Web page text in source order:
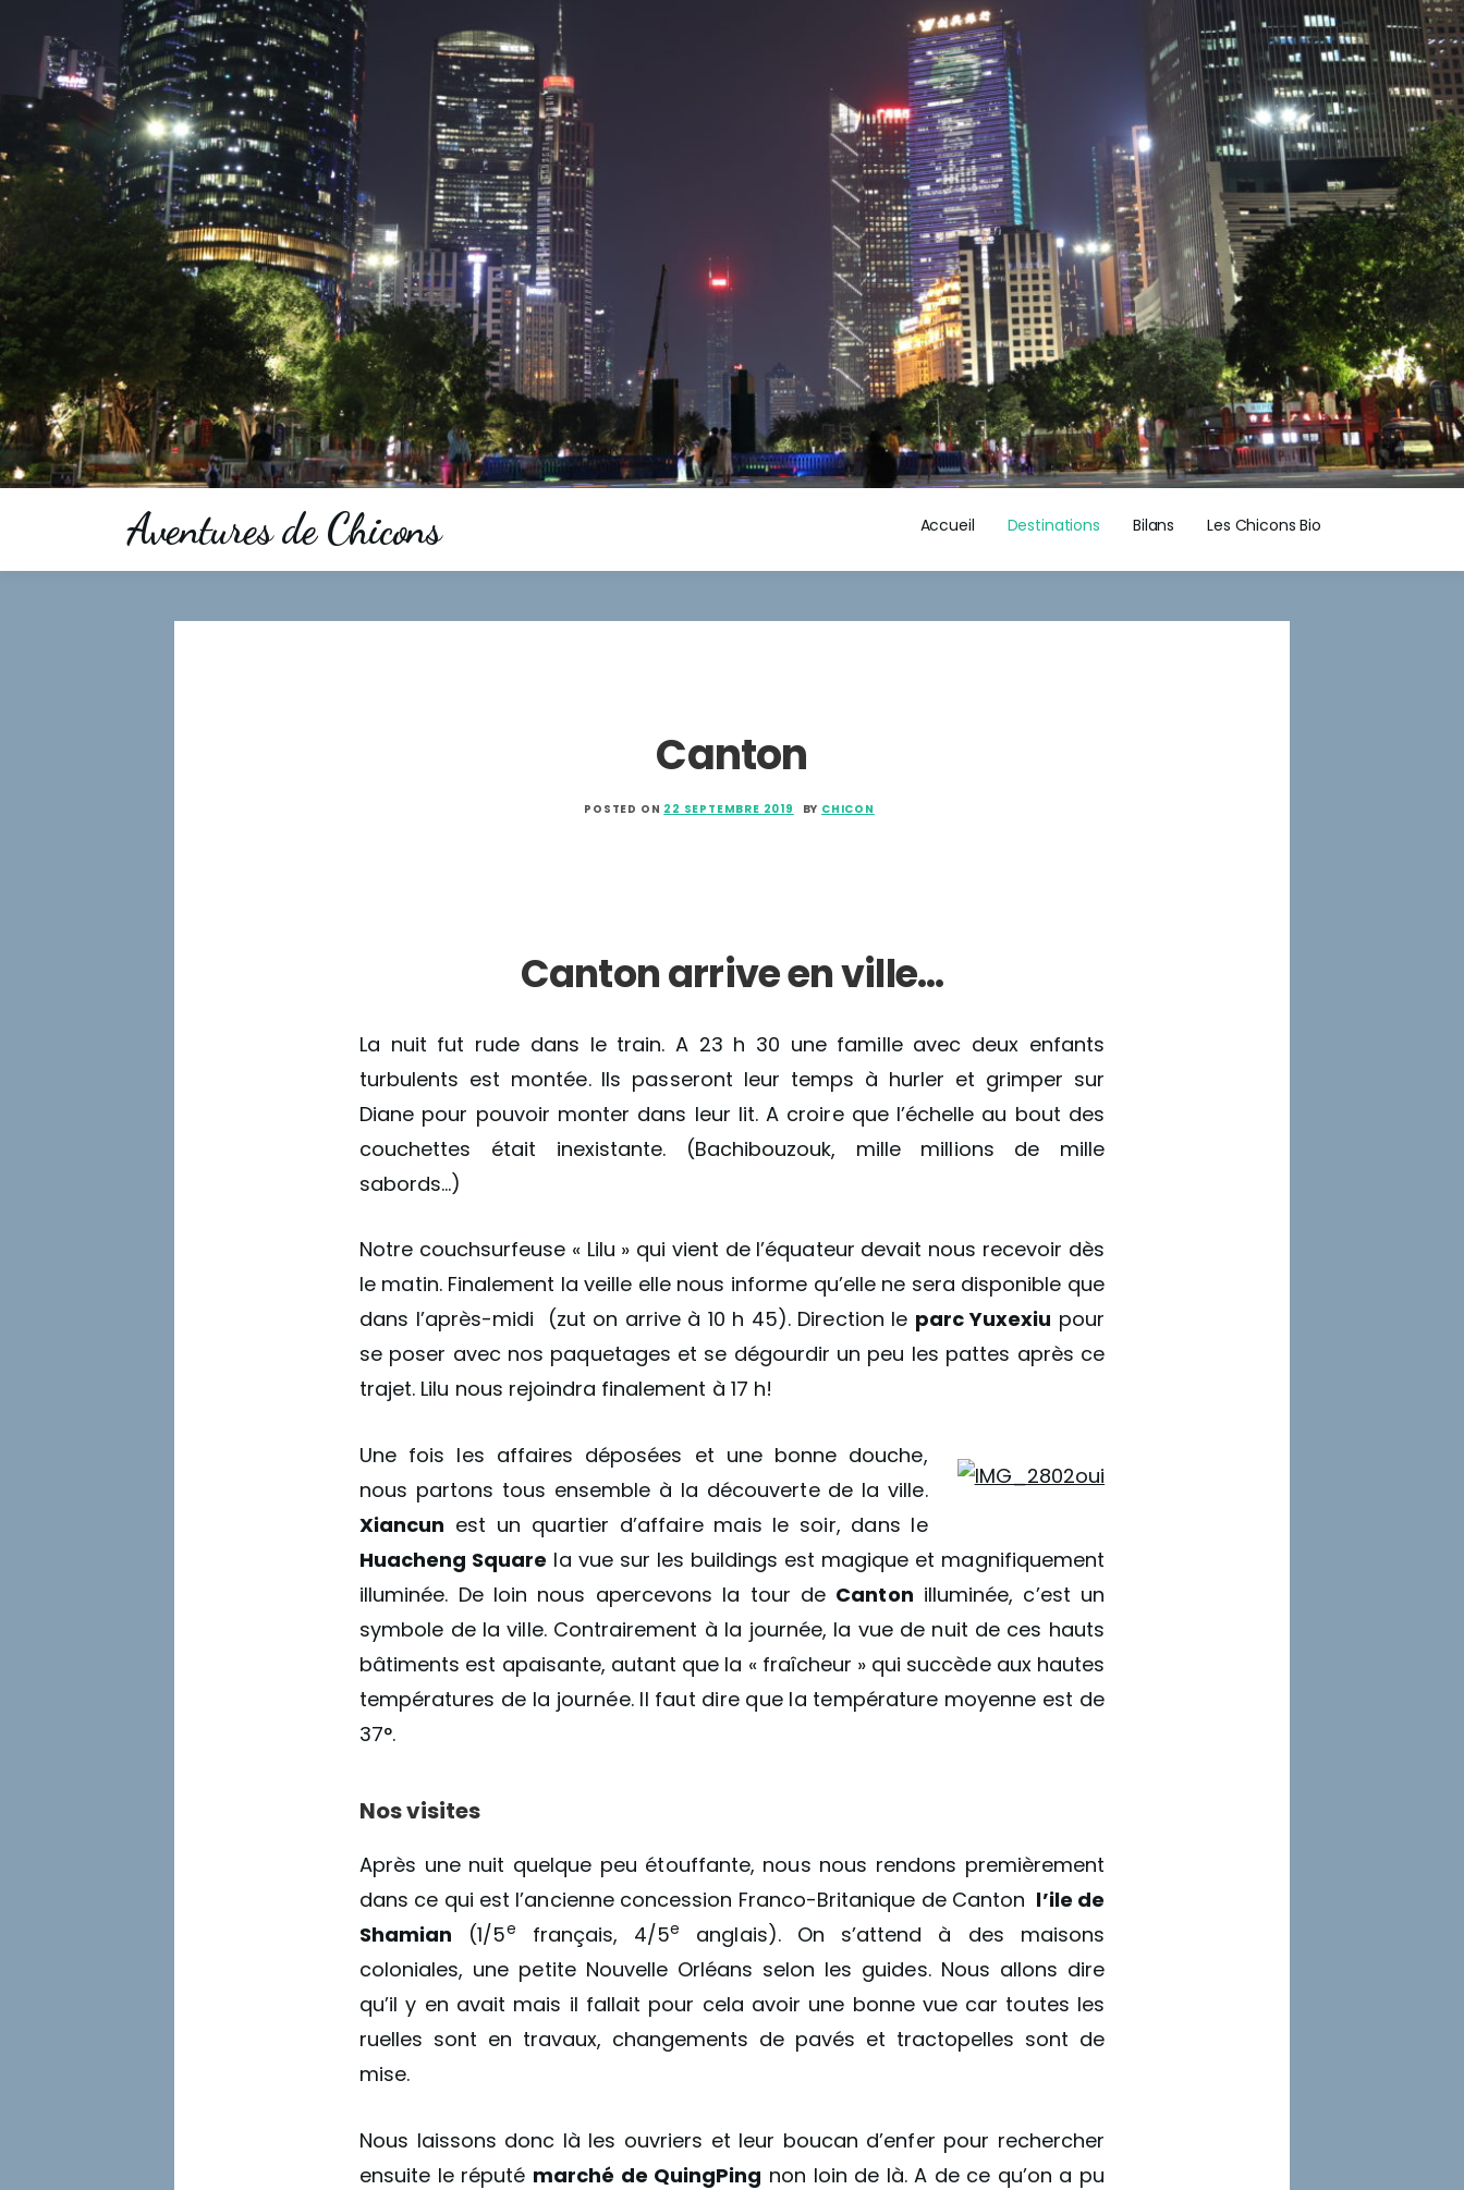
Aventures de Chicons Accueil Destinations Bilans Les Chicons Bio
Canton
POSTED ON 22 SEPTEMBRE 2019 BY CHICON
Canton arrive en ville…
La nuit fut rude dans le train. A 23 h 30 une famille avec deux enfants
turbulents est montée. Ils passeront leur temps à hurler et grimper sur
Diane pour pouvoir monter dans leur lit. A croire que l’échelle au bout des
couchettes était inexistante. (Bachibouzouk, mille millions de mille
sabords…)
Notre couchsurfeuse « Lilu » qui vient de l’équateur devait nous recevoir dès
le matin. Finalement la veille elle nous informe qu’elle ne sera disponible que
dans l’après-midi (zut on arrive à 10 h 45). Direction le parc Yuxexiu pour
se poser avec nos paquetages et se dégourdir un peu les pattes après ce
trajet. Lilu nous rejoindra finalement à 17 h!
Une fois les affaires déposées et une bonne douche,
nous partons tous ensemble à la découverte de la ville.
Xiancun est un quartier d’affaire mais le soir, dans le
Huacheng Square la vue sur les buildings est magique et magnifiquement
illuminée. De loin nous apercevons la tour de Canton illuminée, c’est un
symbole de la ville. Contrairement à la journée, la vue de nuit de ces hauts
bâtiments est apaisante, autant que la « fraîcheur » qui succède aux hautes
températures de la journée. Il faut dire que la température moyenne est de
37°.
Nos visites
Après une nuit quelque peu étouffante, nous nous rendons premièrement
dans ce qui est l’ancienne concession Franco-Britanique de Canton l’ile de
Shamian (1/5e français, 4/5e
anglais). On s’attend à des maisons
coloniales, une petite Nouvelle Orléans selon les guides. Nous allons dire
qu’il y en avait mais il fallait pour cela avoir une bonne vue car toutes les
ruelles sont en travaux, changements de pavés et tractopelles sont de
mise.
Nous laissons donc là les ouvriers et leur boucan d’enfer pour rechercher
ensuite le réputé marché de QuingPing non loin de là. A de ce qu’on a pu